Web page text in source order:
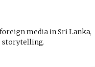
media in Sri Lanka,
storytelling.